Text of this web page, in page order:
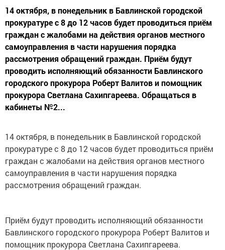
14 октября, в понедельник в Бавлинской городской
прокуратуре с 8 до 12 часов будет проводиться приём
граждан с жалобами на действия органов местного
самоуправления в части нарушения порядка
рассмотрения обращений граждан. Приём будут
проводить исполняющий обязанности Бавлинского
городского прокурора Роберт Валитов и помощник
прокурора Светлана Сахипгареева. Обращаться в
кабинеты №2...
14 октября, в понедельник в Бавлинской городской
прокуратуре с 8 до 12 часов будет проводиться приём
граждан с жалобами на действия органов местного
самоуправления в части нарушения порядка
рассмотрения обращений граждан.
Приём будут проводить исполняющий обязанности
Бавлинского городского прокурора Роберт Валитов и
помощник прокурора Светлана Сахипгареева.